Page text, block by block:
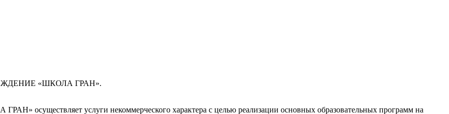
«ШКОЛА ГРАН».
услуги некоммерческого характера с целью реализации основных образовательных программ на